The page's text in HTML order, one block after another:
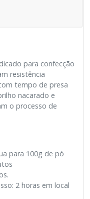
para confecção
resistência
tempo de presa
nacarado e
o processo de
para 100g de pó
2 horas em local